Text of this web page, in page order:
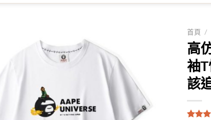
首頁 /
高
袖
該